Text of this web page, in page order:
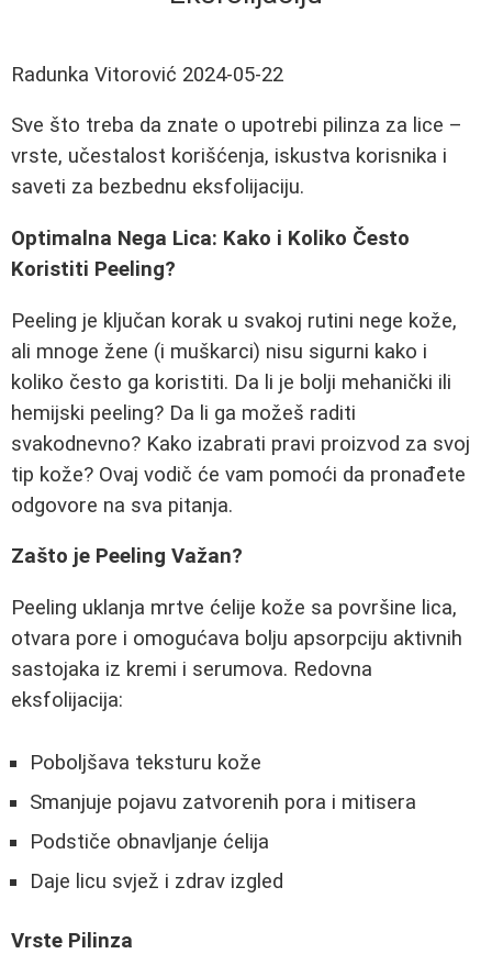
Radunka Vitorović 2024-05-22
Sve što treba da znate o upotrebi pilinza za lice –
vrste, učestalost korišćenja, iskustva korisnika i
saveti za bezbednu eksfolijaciju.
Optimalna Nega Lica: Kako i Koliko Često
Koristiti Peeling?
Peeling je ključan korak u svakoj rutini nege kože,
ali mnoge žene (i muškarci) nisu sigurni kako i
koliko često ga koristiti. Da li je bolji mehanički ili
hemijski peeling? Da li ga možeš raditi
svakodnevno? Kako izabrati pravi proizvod za svoj
tip kože? Ovaj vodič će vam pomoći da pronađete
odgovore na sva pitanja.
Zašto je Peeling Važan?
Peeling uklanja mrtve ćelije kože sa površine lica,
otvara pore i omogućava bolju apsorpciju aktivnih
sastojaka iz kremi i serumova. Redovna
eksfolijacija:
Poboljšava teksturu kože
Smanjuje pojavu zatvorenih pora i mitisera
Podstiče obnavljanje ćelija
Daje licu svjež i zdrav izgled
Vrste Pilinza